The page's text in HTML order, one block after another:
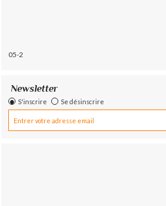
05-2
Newsletter
S'inscrire Se désinscrire